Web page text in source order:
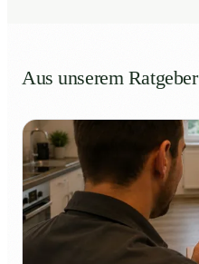
Aus unserem Ratgeber